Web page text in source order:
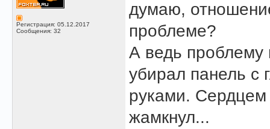
Регистрация: 05.12.2017
Сообщения: 32
думаю,
проблеме?
А ведь проблему
убирал панель с
руками. Сердцем
жамкнул...